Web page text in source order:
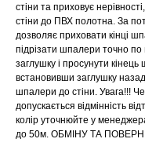
стіни та приховує
стіни до ПВХ полотна. За
дозволяє приховати кінці
підрізати шпалери точно по
заглушку і просунути
встановивши заглушку
шпалери до стіни. Увага!!!
допускається відмінність
колір уточнюйте у
до 50м. ОБМІНУ ТА